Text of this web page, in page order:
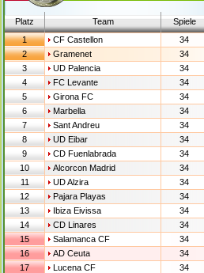
Platz Team Spiele
1
CF Castellon 34
2
Gramenet 34
3
UD Palencia 34
4
FC Levante 34
5
Girona FC 34
6
Marbella 34
7
Sant Andreu 34
8
UD Eibar 34
9
CD Fuenlabrada 34
10
Alcorcon Madrid 34
11
UD Alzira 34
12
Pajara Playas 34
13
Ibiza Eivissa 34
14
CD Linares 34
15
Salamanca CF 34
16
AD Ceuta 34
17
Lucena CF 34